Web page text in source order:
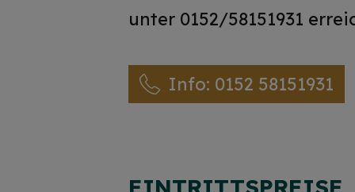
unter 0152/58151931
Info: 0152 58151931